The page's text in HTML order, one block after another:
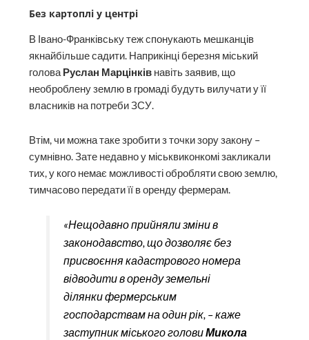
Без картоплі у центрі
В Івано-Франківську теж спонукають мешканців
якнайбільше садити. Наприкінці березня міський
голова Руслан Марцінків навіть заявив, що
необроблену землю в громаді будуть вилучати у її
власників на потреби ЗСУ.
Втім, чи можна таке зробити з точки зору закону –
сумнівно. Зате недавно у міськвиконкомі закликали
тих, у кого немає можливості обробляти свою землю,
тимчасово передати її в оренду фермерам.
«Нещодавно прийняли зміни в
законодавство, що дозволяє без
присвоєння кадастрового номера
відводити в оренду земельні
ділянки фермерським
господарствам на один рік, – каже
заступник міського головиМикола